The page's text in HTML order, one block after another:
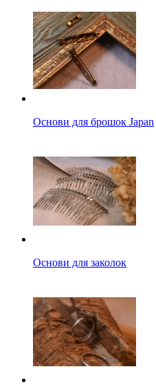
Основи для брошок Japan
Основи для заколок